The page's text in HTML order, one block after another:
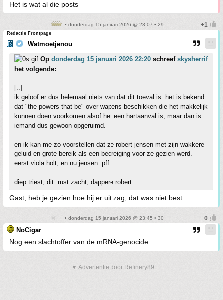
Het is wat al die posts
• donderdag 15 januari 2026 @ 23:07 • 29
Redactie Frontpage
Watmoetjenou
Op donderdag 15 januari 2026 22:20 schreef skysherrif
het volgende:
[..]
ik geloof er dus helemaal niets van dat dit toeval is. het is bekend
dat "the powers that be" over wapens beschikken die het makkelijk
kunnen doen voorkomen alsof het een hartaanval is, maar dan is
iemand dus gewoon opgeruimd.
en ik kan me zo voorstellen dat ze robert jensen met zijn wakkere
geluid en grote bereik als een bedreiging voor ze gezien werd.
eerst viola holt, en nu jensen. pff..
diep triest, dit. rust zacht, dappere robert
Gast, heb je gezien hoe hij er uit zag, dat was niet best
• donderdag 15 januari 2026 @ 23:45 • 30
NoCigar
Nog een slachtoffer van de mRNA-genocide.
▼ Advertentie door Refinery89